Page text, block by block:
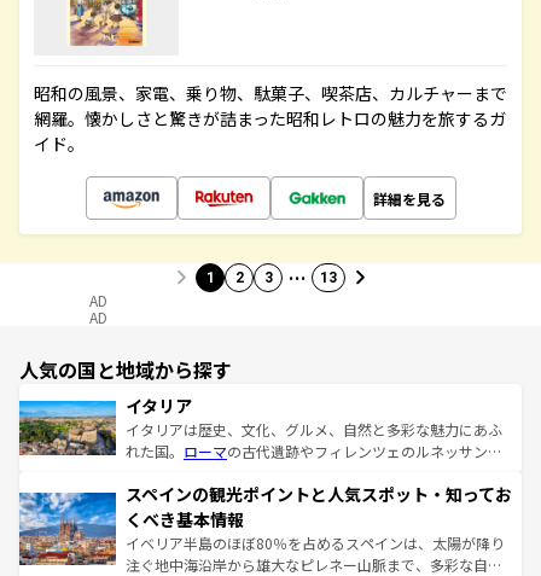
昭和の風景、家電、乗り物、駄菓子、喫茶店、カルチャーまで
網羅。懐かしさと驚きが詰まった昭和レトロの魅力を旅するガ
イド。
詳細を見る
1 2 3 … 13
AD
AD
人気の国と地域から探す
イタリア
イタリアは歴史、文化、グルメ、自然と多彩な魅力にあふ
れた国。 ローマの古代遺跡やフィレンツェのルネッサンス
ろん、トスカーナの美しい田園風景やアマルフィ海岸の絶
景など、自然景観も見逃せない。観光の合間には、本場の
ピザやパスタなど、絶品のイタリア料理を堪能することも
できる。朝目覚めてから夜眠るまで、すべての瞬間を楽し
スペインの観光ポイントと人気スポット・知ってお
くべき基本情報
イベリア半島のほぼ80％を占めるスペインは、太陽が降り
注ぐ地中海沿岸から雄大なピレネー山脈まで、多彩な自然